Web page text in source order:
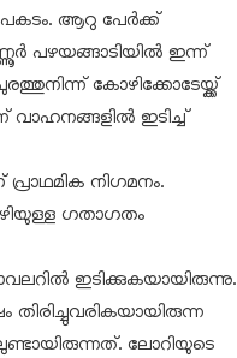
ആറു പേര്‍ക്ക്
പഴയങ്ങാടിയില്‍ ഇന്ന്
കോഴിക്കോടേയ്ക്ക്
വാഹനങ്ങളില്‍ ഇടിച്ച്
നിഗമനം.
ഗതാഗതം
ഇടിക്കുകയായിരുന്നു.
ലോറിയുടെ